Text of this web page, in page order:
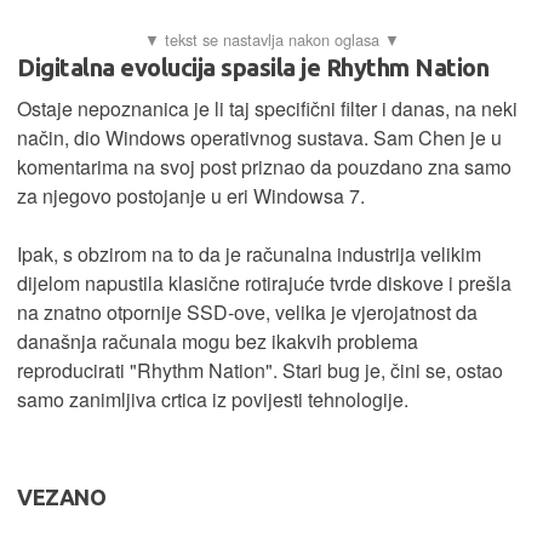
Digitalna evolucija spasila je Rhythm Nation
Ostaje nepoznanica je li taj specifični filter i danas, na neki
način, dio Windows operativnog sustava. Sam Chen je u
komentarima na svoj post priznao da pouzdano zna samo
za njegovo postojanje u eri Windowsa 7.
Ipak, s obzirom na to da je računalna industrija velikim
dijelom napustila klasične rotirajuće tvrde diskove i prešla
na znatno otpornije SSD-ove, velika je vjerojatnost da
današnja računala mogu bez ikakvih problema
reproducirati "Rhythm Nation". Stari bug je, čini se, ostao
samo zanimljiva crtica iz povijesti tehnologije.
VEZANO